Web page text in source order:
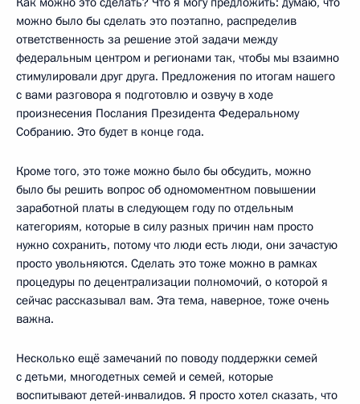
можно было бы сделать это поэтапно, распределив
ответственность за решение этой задачи между
федеральным центром и регионами так, чтобы мы взаимно
стимулировали друг друга. Предложения по итогам нашего
с вами разговора я подготовлю и озвучу в ходе
произнесения Послания Президента Федеральному
Собранию. Это будет в конце года.
Кроме того, это тоже можно было бы обсудить, можно
было бы решить вопрос об одномоментном повышении
заработной платы в следующем году по отдельным
категориям, которые в силу разных причин нам просто
нужно сохранить, потому что люди есть люди, они зачастую
просто увольняются. Сделать это тоже можно в рамках
процедуры по децентрализации полномочий, о которой я
сейчас рассказывал вам. Эта тема, наверное, тоже очень
важна.
Несколько ещё замечаний по поводу поддержки семей
с детьми, многодетных семей и семей, которые
воспитывают детей-инвалидов. Я просто хотел сказать, что